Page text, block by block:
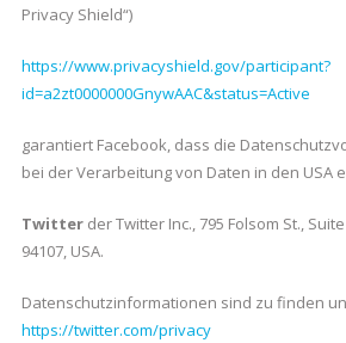
Privacy Shield“)
https://www.privacyshield.gov/participant?
id=a2zt0000000GnywAAC&status=Active
garantiert Facebook, dass die
bei der Verarbeitung von Daten in den USA
Twitterder Twitter Inc., 795 Folsom St.,
94107, USA.
Datenschutzinformationen sind zu finden
https://twitter.com/privacy